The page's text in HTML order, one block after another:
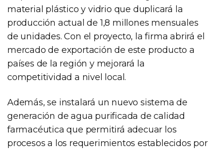
material plástico y vidrio que duplicará la
producción actual de 1,8 millones mensuales
de unidades. Con el proyecto, la firma abrirá el
mercado de exportación de este producto a
países de la región y mejorará la
competitividad a nivel local.
Además, se instalará un nuevo sistema de
generación de agua purificada de calidad
farmacéutica que permitirá adecuar los
procesos a los requerimientos establecidos por